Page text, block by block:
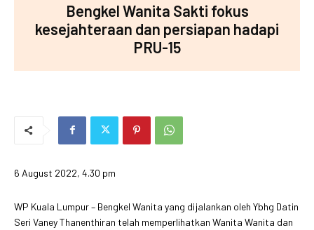
Bengkel Wanita Sakti fokus
kesejahteraan dan persiapan hadapi
PRU-15
6 August 2022, 4.30 pm
WP Kuala Lumpur – Bengkel Wanita yang dijalankan oleh Ybhg Datin
Seri Vaney Thanenthiran telah memperlihatkan Wanita Wanita dan